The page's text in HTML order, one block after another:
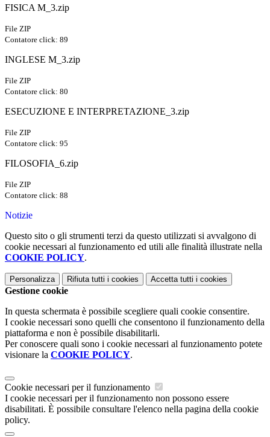
FISICA M_3.zip
File ZIP
Contatore click: 89
INGLESE M_3.zip
File ZIP
Contatore click: 80
ESECUZIONE E INTERPRETAZIONE_3.zip
File ZIP
Contatore click: 95
FILOSOFIA_6.zip
File ZIP
Contatore click: 88
Notizie
Questo sito o gli strumenti terzi da questo utilizzati si avvalgono di
cookie necessari al funzionamento ed utili alle finalità illustrate nella
COOKIE POLICY.
Personalizza Rifiuta tutti i cookies Accetta tutti i cookies
Gestione cookie
In questa schermata è possibile scegliere quali cookie consentire.
I cookie necessari sono quelli che consentono il funzionamento della
piattaforma e non è possibile disabilitarli.
Per conoscere quali sono i cookie necessari al funzionamento potete
visionare la COOKIE POLICY.
Cookie necessari per il funzionamento
I cookie necessari per il funzionamento non possono essere
disabilitati. È possibile consultare l'elenco nella pagina della cookie
policy.